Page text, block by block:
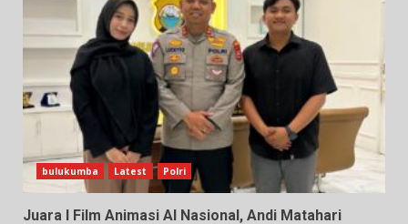
bulukumba Latest Polri
Juara I Film Animasi AI Nasional, Andi Matahari